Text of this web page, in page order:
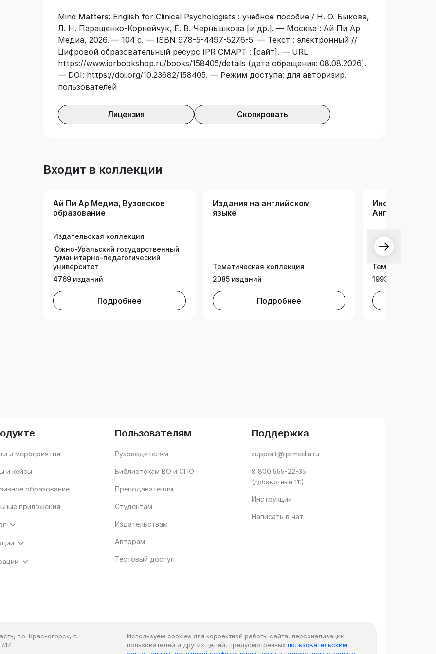
Mind Matters: English for Clinical Psychologists : учебное пособие / Н. О. Быкова,
Л. Н. Паращенко-Корнейчук, Е. В. Чернышкова [и др.]. — Москва : Ай Пи Ар
Медиа, 2026. — 104 с. — ISBN 978-5-4497-5276-5. — Текст : электронный //
Цифровой образовательный ресурс IPR СМАРТ : [сайт]. — URL:
https://www.iprbookshop.ru/books/158405/details (дата обращения: 08.08.2026).
— DOI: https://doi.org/10.23682/158405. — Режим доступа: для авторизир.
пользователей
Лицензия Скопировать
Входит в коллекции
Ай Пи Ар Медиа, Вузовское
образование
Издательская коллекция
Южно-Уральский государственный
гуманитарно-педагогический
университет
4769 изданий
Подробнее
Издания на английском
языке
Тематическая коллекция
2085 изданий
Подробнее
Иностранные
Английский
Тематическая
1993 издания
и мероприятия
и кейсы
образование
приложения
Пользователям
Руководителям
Библиотекам ВО и СПО
Преподавателям
Студентам
Издательствам
Авторам
Тестовый доступ
Поддержка
support@iprmedia.ru
8 800 555-22-35
(добавочный 111)
Инструкции
Написать в чат
г.о. Красногорск, г.
Используем cookies для корректной работы сайта, персонализации
пользователей и других целей, предусмотренных пользовательским